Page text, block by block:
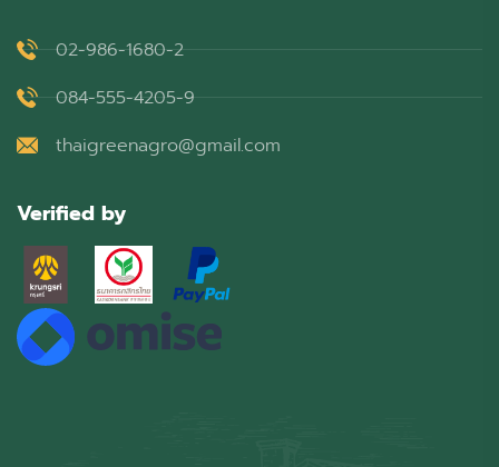
02-986-1680-2
084-555-4205-9
thaigreenagro@gmail.com
Verified by